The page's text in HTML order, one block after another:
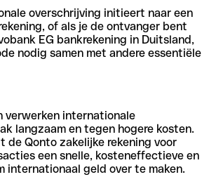
overschrijving initieert naar een
of als je de ontvanger bent
EG bankrekening in Duitsland,
nodig samen met andere essentiële
verwerken internationale
langzaam en tegen hogere kosten.
Qonto zakelijke rekening voor
een snelle, kosteneffectieve en
internationaal geld over te maken.